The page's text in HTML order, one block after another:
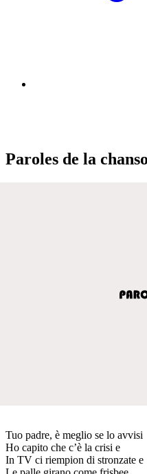
Paroles de la
Tuo padre, è meglio se lo avvisi
Ho capito che c’è la crisi e
In TV ci riempion di stronzate e